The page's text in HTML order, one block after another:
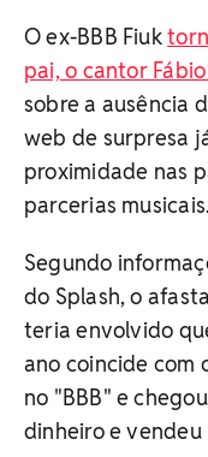
O ex-BBB Fiuk
pai, o cantor
sobre a ausência
web de surpresa
proximidade nas
parcerias musicais.
Segundo
do Splash, o
teria envolvido
ano coincide com
no "BBB" e
dinheiro e